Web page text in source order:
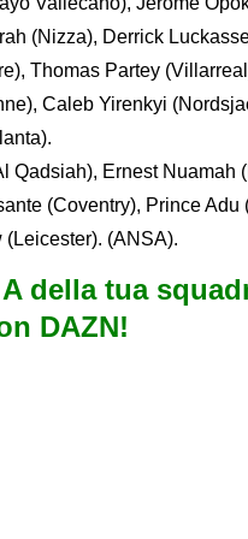
(Nizza), Derrick
Thomas Partey
Caleb Yirenkyi
Qadsiah), Ernest Nuamah
(Coventry), Prince Adu
(ANSA).
della tua
DAZN!